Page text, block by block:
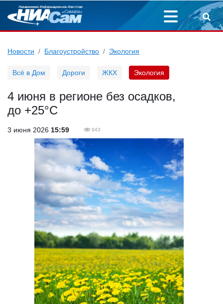
Новости Благоустройство Экология
Всё в Дом Дороги ЖКХ Экология
4 июня в регионе без осадков,
до +25°С
3 июня 2026 15:59 943